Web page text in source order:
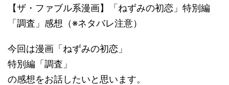
【ザ・ファブル系漫画】「ねずみの初恋」特別編
「調査」感想（※ネタバレ注意）
今回は漫画「ねずみの初恋」
特別編「調査」
の感想をお話したいと思います。